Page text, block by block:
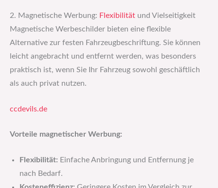
2. Magnetische Werbung: Flexibilität und Vielseitigkeit
Magnetische Werbeschilder bieten eine flexible
Alternative zur festen Fahrzeugbeschriftung. Sie können
leicht angebracht und entfernt werden, was besonders
praktisch ist, wenn Sie Ihr Fahrzeug sowohl geschäftlich
als auch privat nutzen.
ccdevils.de
Vorteile magnetischer Werbung:
Flexibilität: Einfache Anbringung und Entfernung je
nach Bedarf.